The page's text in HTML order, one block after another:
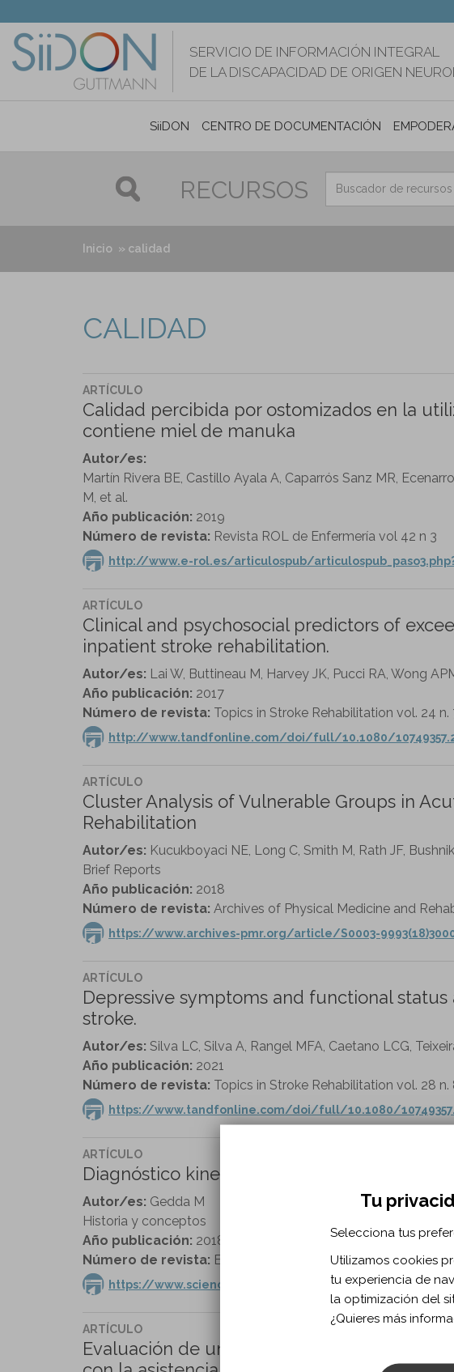
contenido
principal
SERVICIO DE INFORMACIÓN INTEGRAL
DE LA DISCAPACIDAD DE ORIGEN
SiiDON CENTRO DE DOCUMENTACIÓN
RECURSOS
Inicio calidad
CALIDAD
ARTÍCULO
Calidad percibida por ostomizados en la
contiene miel de manuka
Autor/es:
Martín Rivera BE, Castillo Ayala A, Caparrós Sanz MR,
M, et al.
Año publicación: 2019
Número de revista: Revista ROL de Enfermería vol 42 n 3
http://www.e-rol.es/articulospub/
ARTÍCULO
Clinical and psychosocial predictors of
inpatient stroke rehabilitation.
Autor/es: Lai W, Buttineau M, Harvey JK, Pucci RA, Wong
Año publicación: 2017
Número de revista: Topics in Stroke Rehabilitation vol. 24 n.
http://www.tandfonline.com/doi/full/10.1080/
ARTÍCULO
Cluster Analysis of Vulnerable Groups in
Rehabilitation
Autor/es: Kucukboyaci NE, Long C, Smith M, Rath JF,
Brief Reports
Año publicación: 2018
Número de revista: Archives of Physical Medicine and
https://www.archives-pmr.org/article/S0003-
ARTÍCULO
Depressive symptoms and functional
stroke.
Autor/es: Silva LC, Silva A, Rangel MFA, Caetano LCG,
Año publicación: 2021
Número de revista: Topics in Stroke Rehabilitation vol. 28 n.
https://www.tandfonline.com/doi/full/10.1080/
ARTÍCULO
Diagnóstico kinesiterapéutico. El ejemplo
Autor/es: Gedda M
Historia y conceptos
Año publicación: 2018
Número de revista: EMC vol. 39 n. 4
https://www.sciencedirect.com/science/article/pii/
ARTÍCULO
Evaluación de un programa formativo para
Tu
Selecciona tus
Utilizamos cookies
tu experiencia de
la optimización del
¿Quieres más